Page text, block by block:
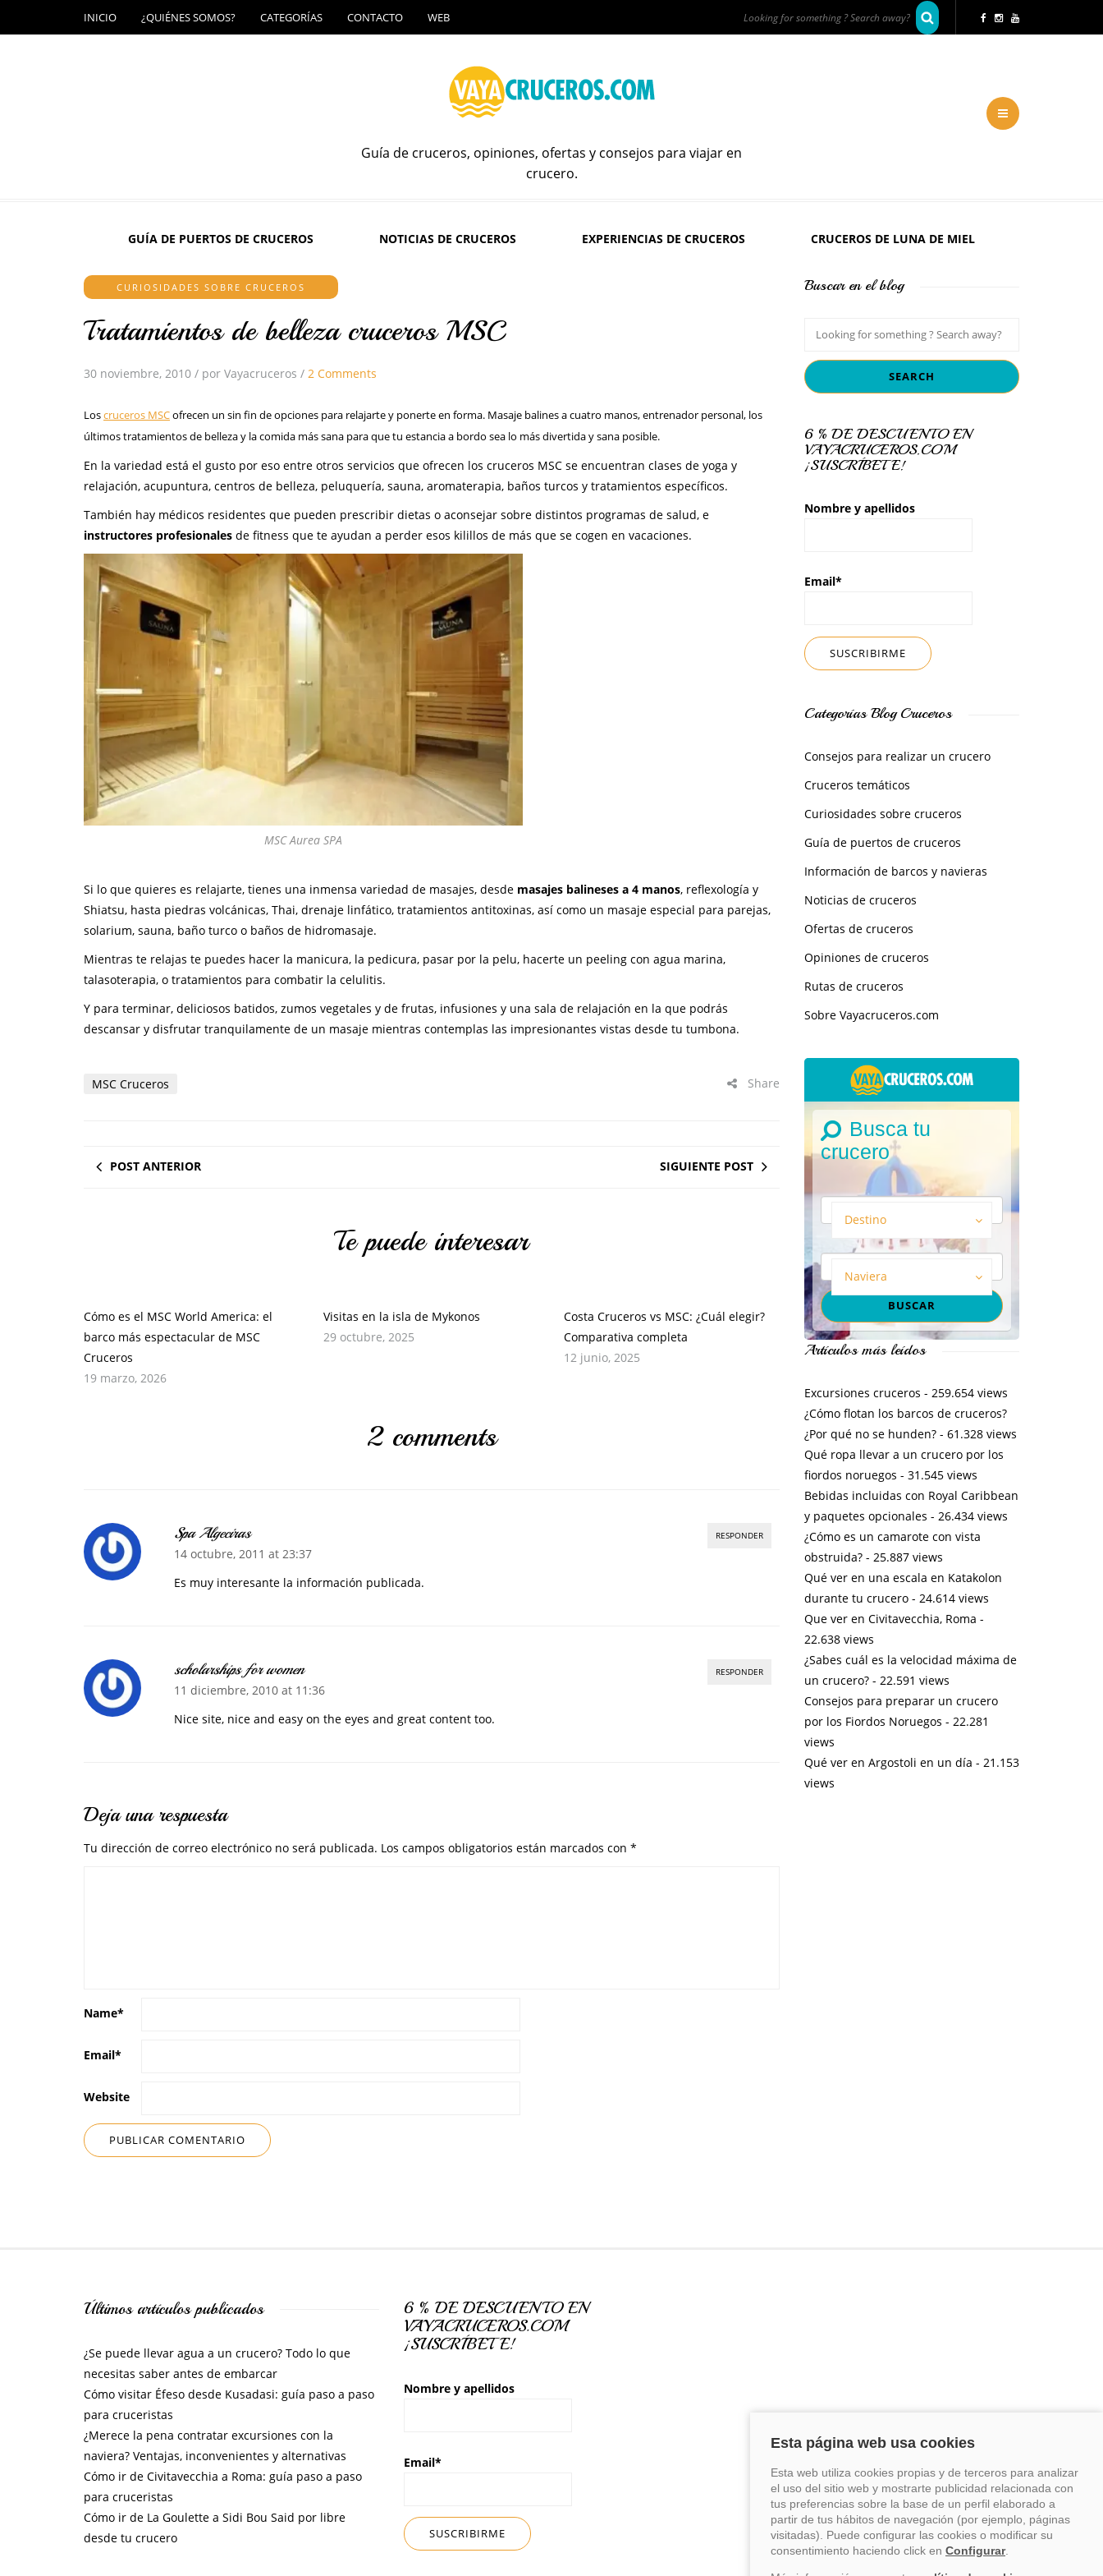
INICIO ¿QUIÉNES SOMOS? CATEGORÍAS CONTACTO WEB
Guía de cruceros, opiniones, ofertas y consejos para viajar en
crucero.
GUÍA DE PUERTOS DE CRUCEROS NOTICIAS DE CRUCEROS EXPERIENCIAS DE CRUCEROS CRUCEROS DE LUNA DE MIEL
CURIOSIDADES SOBRE CRUCEROS
Tratamientos de belleza cruceros MSC
30 noviembre, 2010 / por Vayacruceros / 2 Comments
Loscruceros MSCofrecen un sin fin de opciones para relajarte y ponerte en forma. Masaje balines a cuatro manos, entrenador personal, los
últimos tratamientos de belleza y la comida más sana para que tu estancia a bordo sea lo más divertida y sana posible.
En la variedad está el gusto por eso entre otros servicios que ofrecen los cruceros MSC se encuentran clases de yoga y
relajación, acupuntura, centros de belleza, peluquería, sauna, aromaterapia, baños turcos y tratamientos específicos.
También hay médicos residentes que pueden prescribir dietas o aconsejar sobre distintos programas de salud, e
instructores profesionales de fitness que te ayudan a perder esos kilillos de más que se cogen en vacaciones.
MSC Aurea SPA
Si lo que quieres es relajarte, tienes una inmensa variedad de masajes, desde masajes balineses a 4 manos, reflexología y
Shiatsu, hasta piedras volcánicas, Thai, drenaje linfático, tratamientos antitoxinas, así como un masaje especial para parejas,
solarium, sauna, baño turco o baños de hidromasaje.
Mientras te relajas te puedes hacer la manicura, la pedicura, pasar por la pelu, hacerte un peeling con agua marina,
talasoterapia, o tratamientos para combatir la celulitis.
Y para terminar, deliciosos batidos, zumos vegetales y de frutas, infusiones y una sala de relajación en la que podrás
descansar y disfrutar tranquilamente de un masaje mientras contemplas las impresionantes vistas desde tu tumbona.
MSC Cruceros Share
POST ANTERIOR SIGUIENTE POST
Te puede interesar
Cómo es el MSC World America: el
barco más espectacular de MSC
Cruceros
19 marzo, 2026
Visitas en la isla de Mykonos
29 octubre, 2025
Costa Cruceros vs MSC: ¿Cuál elegir?
Comparativa completa
12 junio, 2025
2 comments
RESPONDER
Spa Algeciras
14 octubre, 2011 at 23:37
Es muy interesante la información publicada.
RESPONDER
scholarships for women
11 diciembre, 2010 at 11:36
Nice site, nice and easy on the eyes and great content too.
Deja una respuesta
Tu dirección de correo electrónico no será publicada. Los campos obligatorios están marcados con *
Name*
Email*
Website
Buscar en el blog
6 % DE DESCUENTO EN
VAYACRUCEROS.COM
¡SUSCRÍBETE!
Nombre y apellidos
Email*
Categorías Blog Cruceros
Consejos para realizar un crucero
Cruceros temáticos
Curiosidades sobre cruceros
Guía de puertos de cruceros
Información de barcos y navieras
Noticias de cruceros
Ofertas de cruceros
Opiniones de cruceros
Rutas de cruceros
Sobre Vayacruceros.com
Busca tu
crucero
Destino
Naviera
Artículos más leídos
Excursiones cruceros - 259.654 views
¿Cómo flotan los barcos de cruceros?
¿Por qué no se hunden?- 61.328 views
Qué ropa llevar a un crucero por los
fiordos noruegos - 31.545 views
Bebidas incluidas con Royal Caribbean
y paquetes opcionales - 26.434 views
¿Cómo es un camarote con vista
obstruida?- 25.887 views
Qué ver en una escala en Katakolon
durante tu crucero- 24.614 views
Que ver en Civitavecchia, Roma -
22.638 views
¿Sabes cuál es la velocidad máxima de
un crucero?- 22.591 views
Consejos para preparar un crucero
por los Fiordos Noruegos - 22.281
views
Qué ver en Argostoli en un día - 21.153
views
Últimos artículos publicados
¿Se puede llevar agua a un crucero? Todo lo que
necesitas saber antes de embarcar
Cómo visitar Éfeso desde Kusadasi: guía paso a paso
para cruceristas
¿Merece la pena contratar excursiones con la
naviera? Ventajas, inconvenientes y alternativas
Cómo ir de Civitavecchia a Roma: guía paso a paso
para cruceristas
Cómo ir de La Goulette a Sidi Bou Said por libre
desde tu crucero
6 % DE DESCUENTO EN
VAYACRUCEROS.COM
¡SUSCRÍBETE!
Nombre y apellidos
Email*